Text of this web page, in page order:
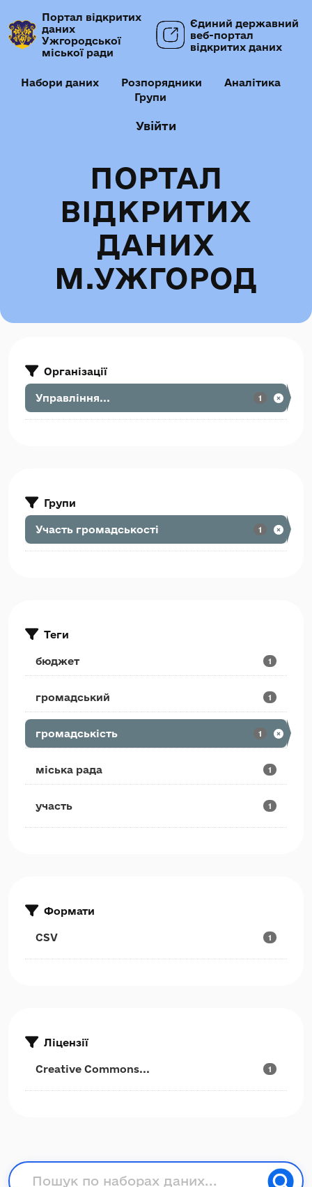
Портал відкритих
даних
Ужгородської
міської ради
Єдиний державний
веб-портал
відкритих даних
Набори даних Розпорядники
Аналітика
Групи
Увійти
ПОРТАЛ
ВІДКРИТИХ
ДАНИХ
М.УЖГОРОД
Організації
Управління... 1
Групи
Участь громадськості 1
Теги
бюджет 1
громадський 1
громадськість 1
міська рада 1
участь 1
Формати
CSV 1
Ліцензії
Creative Commons... 1